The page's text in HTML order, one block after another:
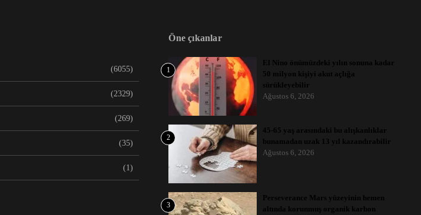
(6055)
(2329)
(269)
(35)
(1)
Öne çıkanlar
1
El Nino önümüzdeki yılın sonuna kadar
50 milyon kişiyi akut açlığa
sürükleyebilir
Ağustos 6, 2026
2
45-65 yaş arasındaki bu alışkanlıklar
bunamadan uzak 13 yıl kazandırabilir
Ağustos 6, 2026
3
Perseverance Mars yüzeyinin hemen
altında korunmuş organik karbon